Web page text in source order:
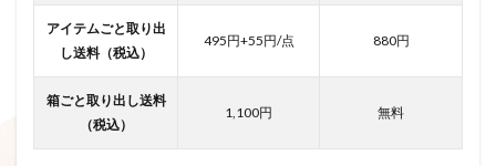
アイテムごと取り出
し送料（税込）
495円+55円/点 880円
箱ごと取り出し送料
（税込）
1,100円 無料